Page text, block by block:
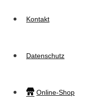
Kontakt
Datenschutz
Online-Shop